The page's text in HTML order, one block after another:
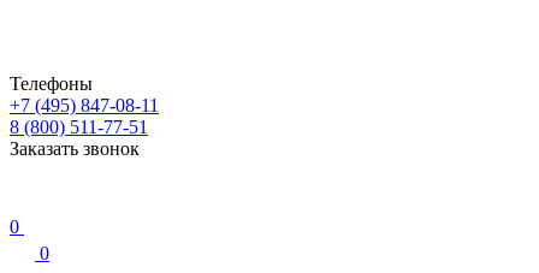
Телефоны
+7 (495) 847-08-11
8 (800) 511-77-51
Заказать звонок
0
0